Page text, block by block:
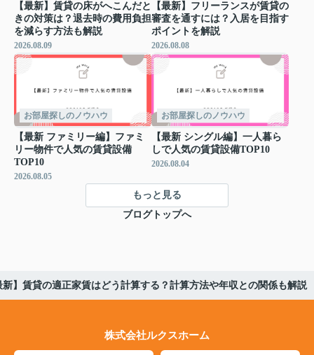
【最新】賃貸の床がへこんだと
きの対策は？退去時の費用負担
を減らす方法も解説
2026.08.09
【最新】フリーランスが賃貸の
審査を通すには？入居を目指す
ポイントを解説
2026.08.08
お部屋探しのノウハウ
【最新 ファミリー編】ファミ
リー物件で人気の賃貸設備
TOP10
2026.08.05
お部屋探しのノウハウ
【最新 シングル編】一人暮ら
しで人気の賃貸設備TOP10
2026.08.04
もっと見る
ブログトップへ
新】賃貸の適正家賃はどう計算する？計算方法や年収との関係も解説
株式会社ルクスホーム